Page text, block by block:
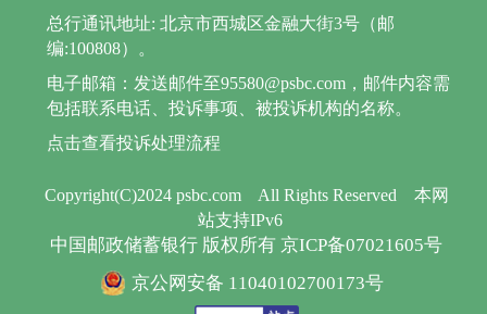
Copyright(C)2024 psbc.com All Rights Reserved
本网
站支持IPv6
中国邮政储蓄银行 版权所有 京ICP备07021605号
京公网安备 11040102700173号
总行通讯地址: 北京市西城区金融大街3号（邮
编:100808）。
电子邮箱：发送邮件至95580@psbc.com，邮件内容需
包括联系电话、投诉事项、被投诉机构的名称。
点击查看投诉处理流程